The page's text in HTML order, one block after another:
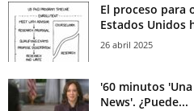
El proceso para
Estados Unidos
26 abril 2025
'60 minutos
News'. ¿Puede...